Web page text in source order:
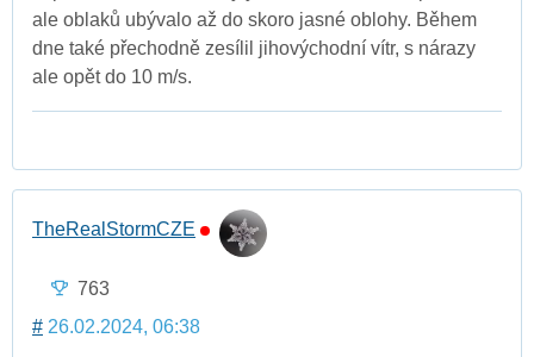
ale oblaků ubývalo až do skoro jasné oblohy. Během
dne také přechodně zesílil jihovýchodní vítr, s nárazy
ale opět do 10 m/s.
TheRealStormCZE
763
# 26.02.2024, 06:38